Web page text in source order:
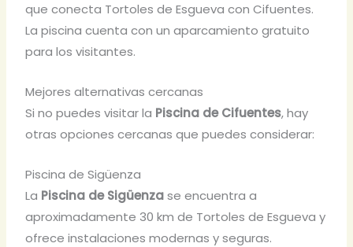
que conecta Tortoles de Esgueva con Cifuentes.
La piscina cuenta con un aparcamiento gratuito
para los visitantes.
Mejores alternativas cercanas
Si no puedes visitar la Piscina de Cifuentes, hay
otras opciones cercanas que puedes considerar:
Piscina de Sigüenza
La Piscina de Sigüenzase encuentra a
aproximadamente 30 km de Tortoles de Esgueva y
ofrece instalaciones modernas y seguras.